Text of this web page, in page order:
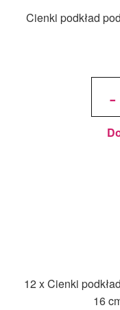
Cienki podkład
-
pod
Biały
16
h
12 x Cienki
16